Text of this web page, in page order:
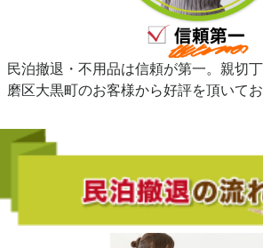
民泊撤退・不用品は信頼が第一。親切
磨区大黒町のお客様から好評を頂いてお